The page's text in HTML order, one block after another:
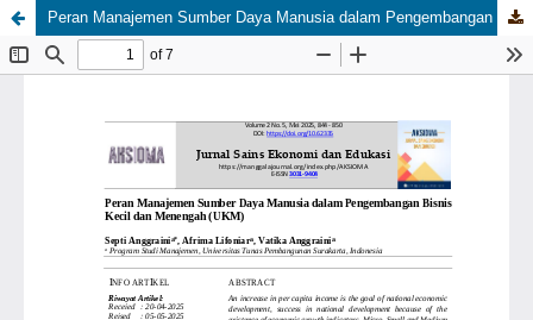
Peran Manajemen Sumber Daya Manusia dalam Pengembangan Bisnis Kecil dan Menengah (UKM)